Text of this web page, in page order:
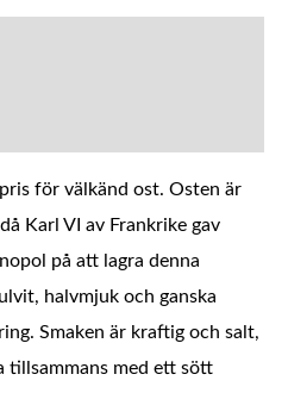
för välkänd ost. Osten är
Karl VI av Frankrike gav
på att lagra denna
halvmjuk och ganska
Smaken är kraftig och salt,
tillsammans med ett sött